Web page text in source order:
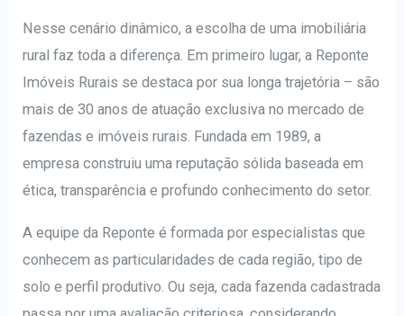
Nesse cenário dinâmico, a escolha de uma imobiliária
rural faz toda a diferença. Em primeiro lugar, a Reponte
Imóveis Rurais se destaca por sua longa trajetória – são
mais de 30 anos de atuação exclusiva no mercado de
fazendas e imóveis rurais. Fundada em 1989, a
empresa construiu uma reputação sólida baseada em
ética, transparência e profundo conhecimento do setor.
A equipe da Reponte é formada por especialistas que
conhecem as particularidades de cada região, tipo de
solo e perfil produtivo. Ou seja, cada fazenda cadastrada